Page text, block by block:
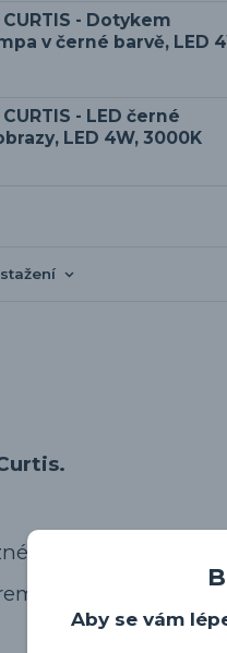
- Dotykem
v černé barvě, LED
- LED černé
LED 4W, 3000K
barvě.
na lampičce.
Aby se vám